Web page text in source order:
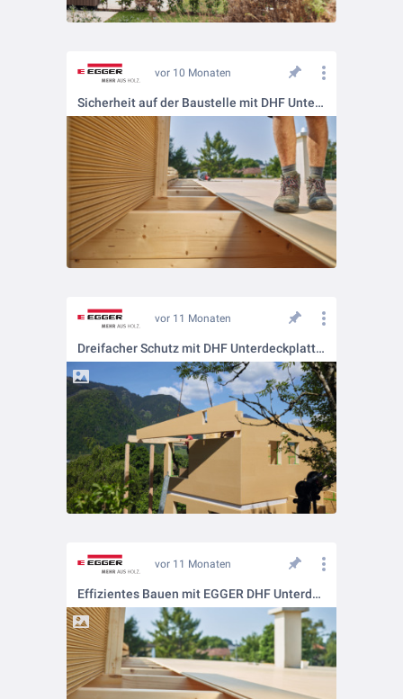
vor 10 Monaten
Sicherheit auf der Baustelle mit DHF Unterdeckplatten
vor 11 Monaten
Dreifacher Schutz mit DHF Unterdeckplatten
vor 11 Monaten
Effizientes Bauen mit EGGER DHF Unterdeckplatten